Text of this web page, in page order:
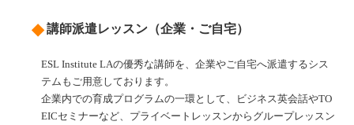
◆講師派遣レッスン（企業・ご自宅）
ESL Institute LAの優秀な講師を、企業やご自宅へ派遣するシス
テムもご用意しております。
企業内での育成プログラムの一環として、ビジネス英会話やTO
EICセミナーなど、プライベートレッスンからグループレッスン